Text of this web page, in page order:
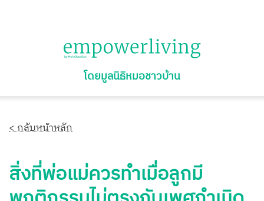
โดยมูลนิธิหมอชาวบ้าน
< กลับหน้าหลัก
สิ่งที่พ่อแม่ควรทำเมื่อลูกมี